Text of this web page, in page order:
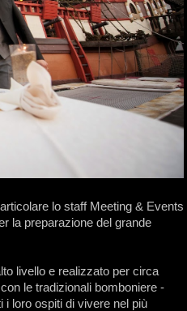
lo staff Meeting & Events
la preparazione del grande
livello e realizzato per circa
le tradizionali bomboniere -
i loro ospiti di vivere nel più